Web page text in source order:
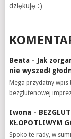
dziękuję :)
Beata- Jak
nie wyszedł
Mega przydatny
bezglutenowej
Iwona-
KŁOPOTLIWYM
Spoko te rady, w